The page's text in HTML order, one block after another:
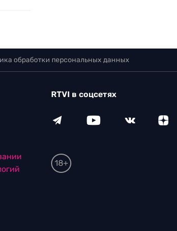
обработки персональных данных
RTVI в соцсетях
18+